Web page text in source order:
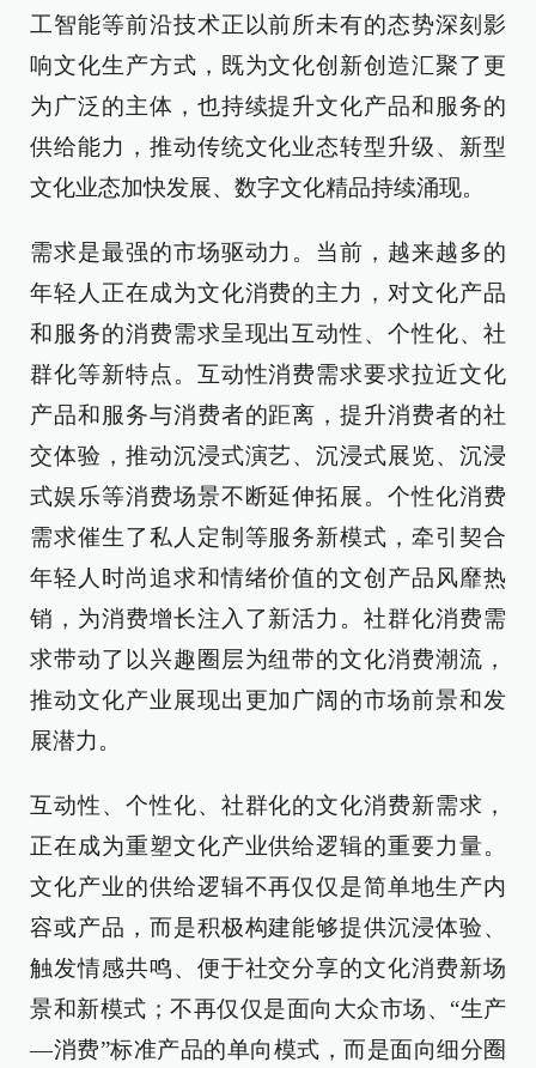
工智能等前沿技术正以前所未有的态势深刻影
响文化生产方式，既为文化创新创造汇聚了更
为广泛的主体，也持续提升文化产品和服务的
供给能力，推动传统文化业态转型升级、新型
文化业态加快发展、数字文化精品持续涌现。
需求是最强的市场驱动力。当前，越来越多的
年轻人正在成为文化消费的主力，对文化产品
和服务的消费需求呈现出互动性、个性化、社
群化等新特点。互动性消费需求要求拉近文化
产品和服务与消费者的距离，提升消费者的社
交体验，推动沉浸式演艺、沉浸式展览、沉浸
式娱乐等消费场景不断延伸拓展。个性化消费
需求催生了私人定制等服务新模式，牵引契合
年轻人时尚追求和情绪价值的文创产品风靡热
销，为消费增长注入了新活力。社群化消费需
求带动了以兴趣圈层为纽带的文化消费潮流，
推动文化产业展现出更加广阔的市场前景和发
展潜力。
互动性、个性化、社群化的文化消费新需求，
正在成为重塑文化产业供给逻辑的重要力量。
文化产业的供给逻辑不再仅仅是简单地生产内
容或产品，而是积极构建能够提供沉浸体验、
触发情感共鸣、便于社交分享的文化消费新场
景和新模式；不再仅仅是面向大众市场、“生产
—消费”标准产品的单向模式，而是面向细分圈